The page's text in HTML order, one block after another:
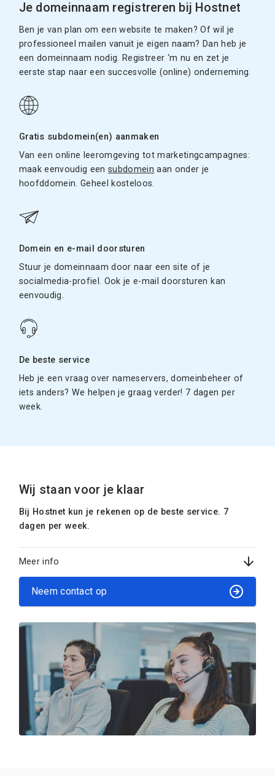
Je domeinnaam registreren bij Hostnet
Ben je van plan om een website te maken? Of wil je
professioneel mailen vanuit je eigen naam? Dan heb je
een domeinnaam nodig. Registreer ‘m nu en zet je
eerste stap naar een succesvolle (online) onderneming.
Gratis subdomein(en) aanmaken
Van een online leeromgeving tot marketingcampagnes:
maak eenvoudig eensubdomein aan onder je
hoofddomein. Geheel kosteloos.
Domein en e-mail doorsturen
Stuur je domeinnaam door naar een site of je
socialmedia-profiel. Ook je e-mail doorsturen kan
eenvoudig.
De beste service
Heb je een vraag over nameservers, domeinbeheer of
iets anders? We helpen je graag verder! 7 dagen per
week.
Wij staan voor je klaar
Bij Hostnet kun je rekenen op de beste service. 7
dagen per week.
Meer info
Neem contact op